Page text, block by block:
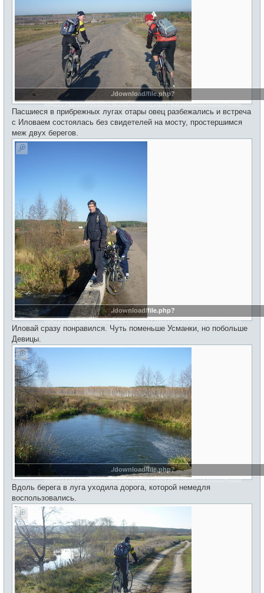
./download/file.php?
id=22175&sid=9594b23e29a7e4ee412dcf75af2b080a&mode=view
Пасшиеся в прибрежных лугах отары овец разбежались и встреча
с Иловаем состоялась без свидетелей на мосту, простершимся
меж двух берегов.
./download/file.php?
id=22176&sid=9594b23e29a7e4ee412dcf75af2b080a&mode=view
Иловай сразу понравился. Чуть поменьше Усманки, но побольше
Девицы.
./download/file.php?
id=22177&sid=9594b23e29a7e4ee412dcf75af2b080a&mode=view
Вдоль берега в луга уходила дорога, которой немедля
воспользовались.